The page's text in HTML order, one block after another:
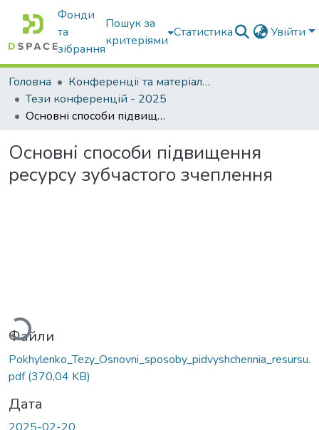
Фонди
та
зібрання
Пошук за
критеріями
Статистика Увійти
Головна
Конференції та матеріали конференцій
Тези конференцій - 2025
Основні способи підвищення ресурсу зубчастого зчеплення
Основні способи підвищення
ресурсу зубчастого зчеплення
Файли
Pokhylenko_Tezy_Osnovni_sposoby_pidvyshchennia_resursu.
pdf(370,04 KB)
Дата